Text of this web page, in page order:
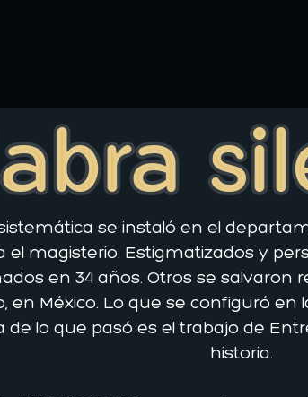
se instaló en el
magisterio. Estigmatizados y
en 34 años. Otros se salvaron
en México. Lo que se configuró
lo que pasó es el trabajo de
historia.